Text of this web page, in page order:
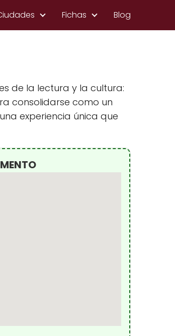
Fichas Blog
de la lectura y la cultura:
consolidarse como un
experiencia única que